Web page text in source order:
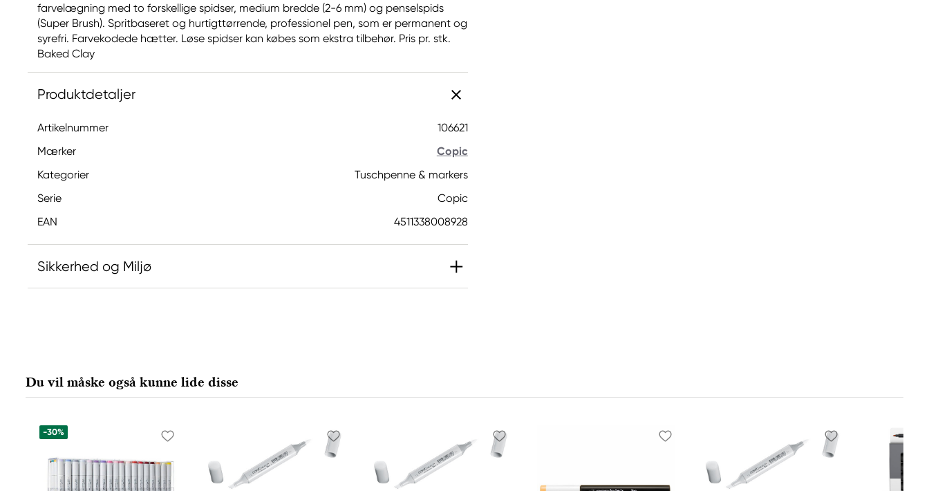
farvelægning med to forskellige spidser, medium bredde (2-6 mm) og penselspids
(Super Brush). Spritbaseret og hurtigttørrende, professionel pen, som er permanent og
syrefri. Farvekodede hætter. Løse spidser kan købes som ekstra tilbehør. Pris pr. stk.
Baked Clay
Produktdetaljer
Artikelnummer
106621
Mærker
Copic
Kategorier
Tuschpenne & markers
Serie
Copic
EAN
4511338008928
Sikkerhed og Miljø
65205 Wiesbaden, Germany
export@holtz-gmbh.de
Producent
Too Marker Products Inc.
Du vil måske også kunne lide disse
-30%